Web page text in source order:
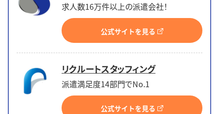
求人数16万件以上の派遣会社！
公式サイトを見る
リクルートスタッフィング
派遣満足度14部門でNo.1
公式サイトを見る